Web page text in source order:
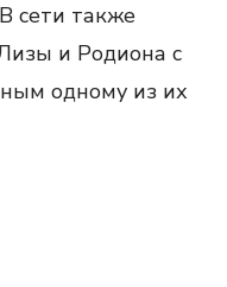
сети также
и Родиона с
одному из их